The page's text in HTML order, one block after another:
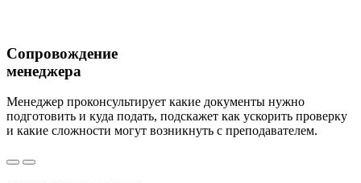
Сопровождение
менеджера
Менеджер проконсультирует какие документы нужно
подготовить и куда подать, подскажет как ускорить проверку
и какие сложности могут возникнуть с преподавателем.